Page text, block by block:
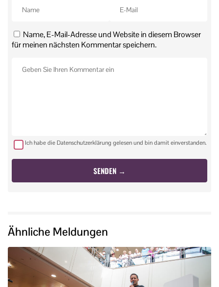
Name, E-Mail-Adresse und Website in diesem Browser
für meinen nächsten Kommentar speichern.
Ich habe die Datenschutzerklärung gelesen und bin damit einverstanden.
Ähnliche Meldungen